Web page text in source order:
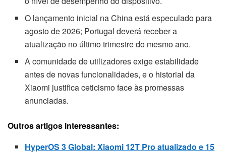
O lançamento inicial na China está especulado para
agosto de 2026; Portugal deverá receber a
atualização no último trimestre do mesmo ano.
A comunidade de utilizadores exige estabilidade
antes de novas funcionalidades, e o historial da
Xiaomi justifica ceticismo face às promessas
anunciadas.
Outros artigos interessantes:
HyperOS 3 Global: Xiaomi 12T Pro atualizado e 15